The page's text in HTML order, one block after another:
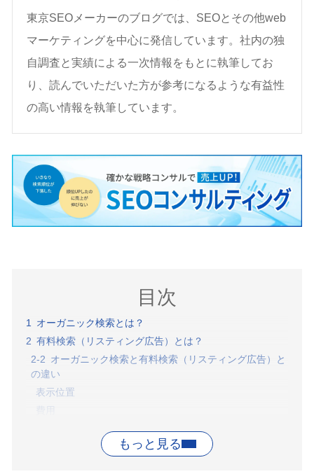
東京SEOメーカーのブログでは、SEOとその他web
マーケティングを中心に発信しています。社内の独
自調査と実績による一次情報をもとに執筆してお
り、読んでいただいた方が参考になるような有益性
の高い情報を執筆しています。
目次
オーガニック検索とは？
有料検索（リスティング広告）とは？
オーガニック検索と有料検索（リスティング広告）と
の違い
表示位置
オーガニック検索の重要性